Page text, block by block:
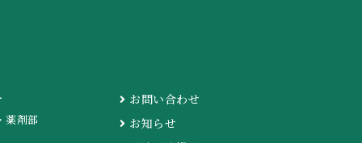
薬剤部
お問い合わせ
お知らせ